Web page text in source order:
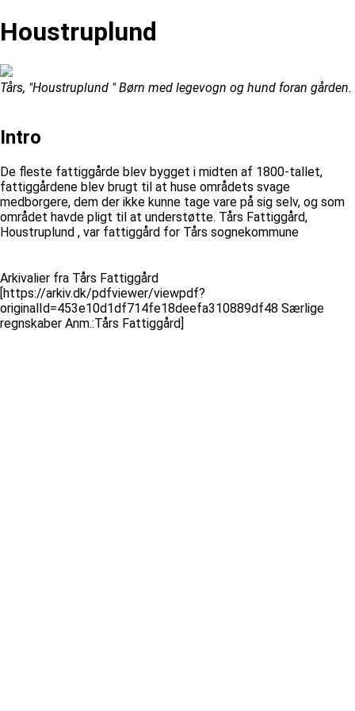
Houstruplund
Tårs, "Houstruplund " Børn med legevogn og hund foran gården.
Intro
De fleste fattiggårde blev bygget i midten af 1800-tallet,
fattiggårdene blev brugt til at huse områdets svage
medborgere, dem der ikke kunne tage vare på sig selv, og som
området havde pligt til at understøtte. Tårs Fattiggård,
Houstruplund , var fattiggård for Tårs sognekommune
Arkivalier fra Tårs Fattiggård
[https://arkiv.dk/pdfviewer/viewpdf?
originalId=453e10d1df714fe18deefa310889df48 Særlige
regnskaber Anm.:Tårs Fattiggård]